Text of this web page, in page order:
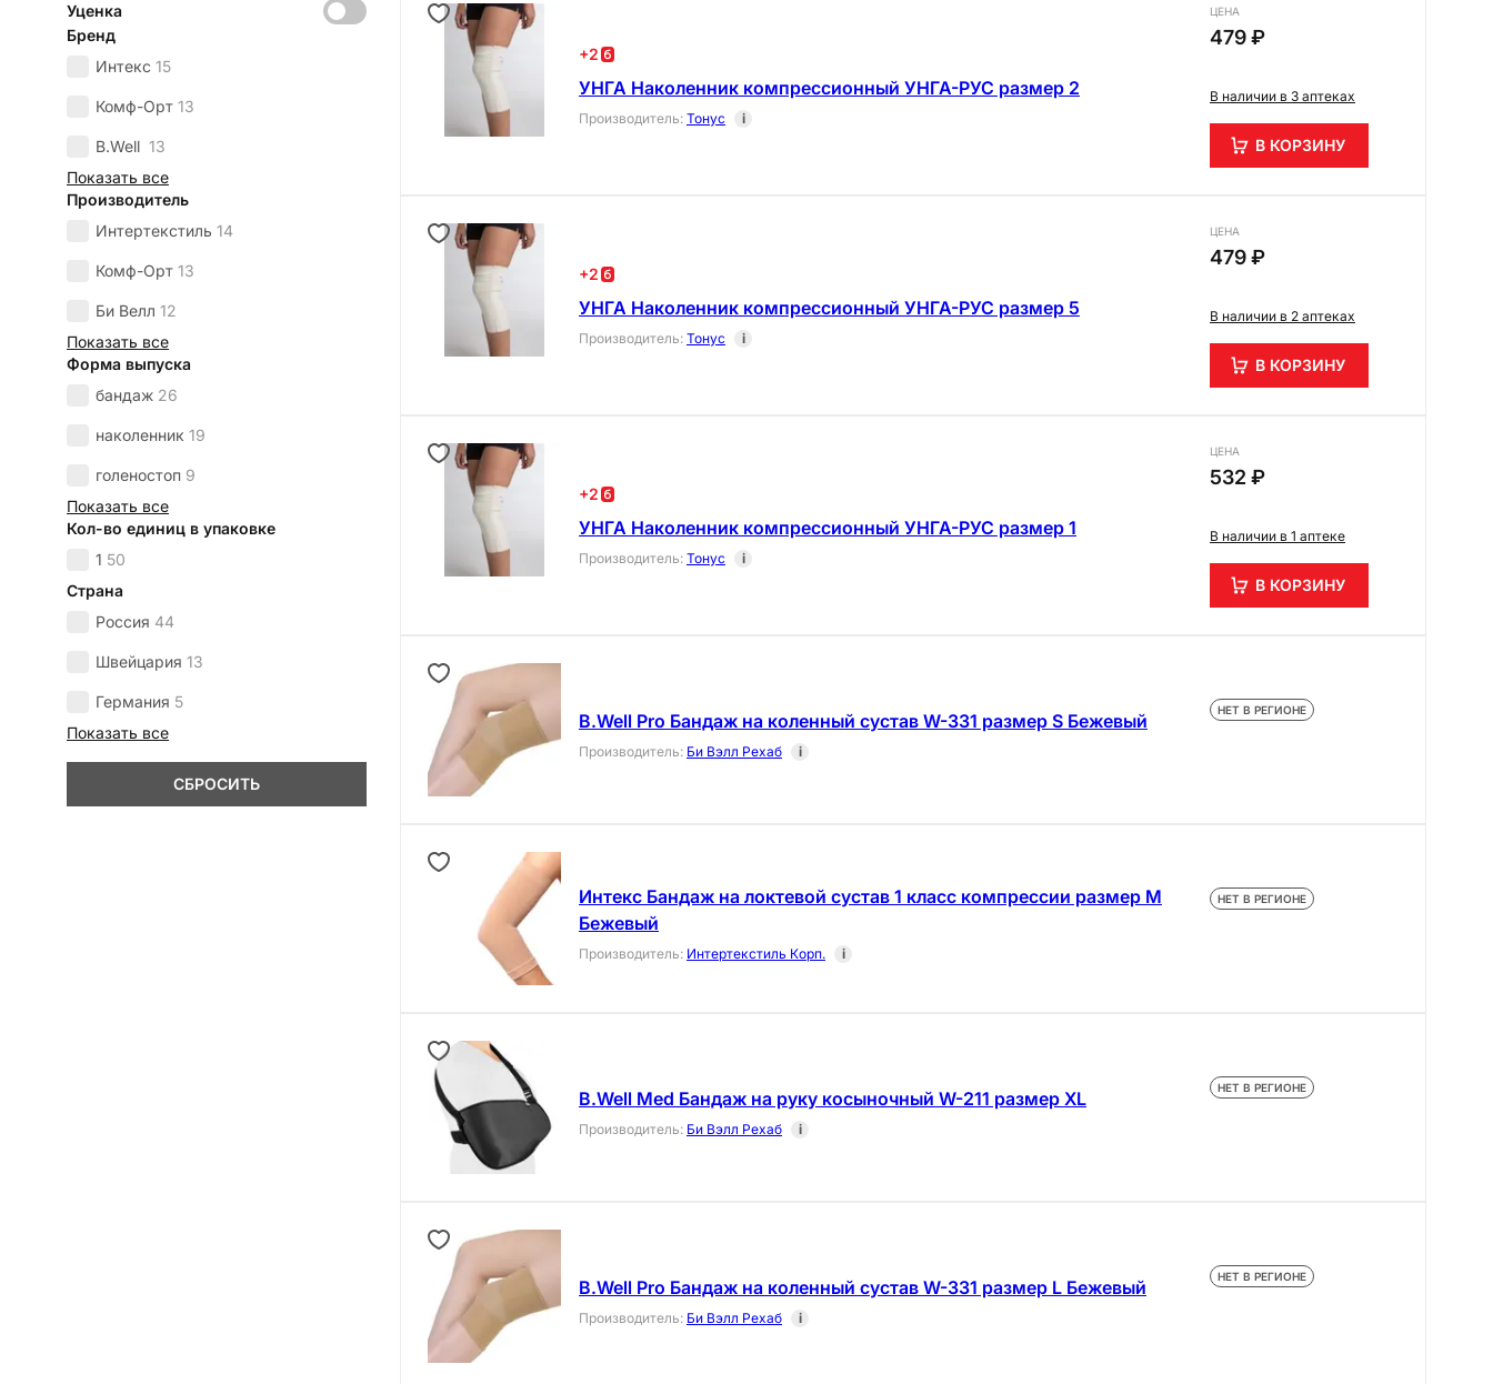
Уценка
Бренд
Интекс 15
Комф-Орт 13
B.Well 13
Показать все
Производитель
Интертекстиль 14
Комф-Орт 13
Би Велл 12
Показать все
Форма выпуска
бандаж 26
наколенник 19
голеностоп 9
Показать все
Кол-во единиц в упаковке
1 50
Страна
Россия 44
Швейцария 13
Германия 5
Показать все
СБРОСИТЬ
+2
УНГА Наколенник компрессионный УНГА-РУС размер 2
Производитель: Тонус i
ЦЕНА
479 ₽
В наличии в 3 аптеках
В КОРЗИНУ
+2
УНГА Наколенник компрессионный УНГА-РУС размер 5
Производитель: Тонус i
ЦЕНА
479 ₽
В наличии в 2 аптеках
В КОРЗИНУ
+2
УНГА Наколенник компрессионный УНГА-РУС размер 1
Производитель: Тонус i
ЦЕНА
532 ₽
В наличии в 1 аптеке
В КОРЗИНУ
B.Well Pro Бандаж на коленный сустав W-331 размер S Бежевый
Производитель: Би Вэлл Рехаб i
НЕТ В РЕГИОНЕ
Интекс Бандаж на локтевой сустав 1 класс компрессии размер М
Бежевый
Производитель: Интертекстиль Корп. i
НЕТ В РЕГИОНЕ
B.Well Med Бандаж на руку косыночный W-211 размер XL
Производитель: Би Вэлл Рехаб i
НЕТ В РЕГИОНЕ
B.Well Pro Бандаж на коленный сустав W-331 размер L Бежевый
Производитель: Би Вэлл Рехаб i
НЕТ В РЕГИОНЕ